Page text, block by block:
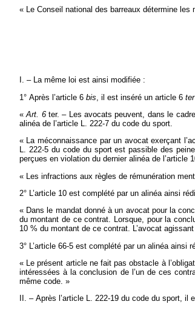
« Le Conseil national des barreaux détermine
I. – La même loi est ainsi modifiée :
1° Après l’article 6 bis , il est inséré un article 6 ter
«Art. 6 ter. – Les avocats peuvent, dans le
alinéa de l’article L. 222-7 du code du sport.
« La méconnaissance par un avocat exerçant
L. 222-5 du code du sport est passible des
perçues en violation du dernier alinéa de l’article
« Les infractions aux règles de rémunération
2° L’article 10 est complété par un alinéa ainsi
« Dans le mandat donné à un avocat pour la
du montant de ce contrat. Lorsque, pour la
10 % du montant de ce contrat. L’avocat
3° L’article 66-5 est complété par un alinéa ainsi
« Le présent article ne fait pas obstacle à
intéressées à la conclusion de l’un de ces
même code. »
II. – Après l’article L. 222-19 du code du sport,